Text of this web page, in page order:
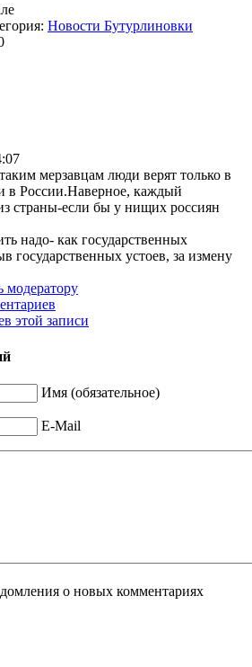
Новости Бутурлиновки
мерзавцам люди верят только в
в России.Наверное, каждый
страны-если бы у нищих россиян
надо- как государственных
государственных устоев, за измену
модератору
этой записи
Имя (обязательное)
E-Mail
о новых комментариях